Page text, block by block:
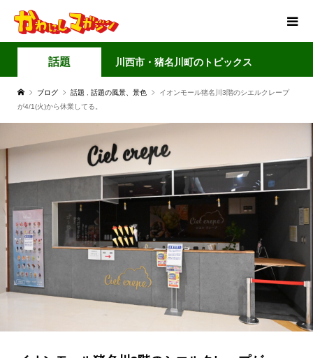
話題 川西市・猪名川町のトピックス
ブログ 話題 話題の風景、景色
イオンモール猪名川3階のシエルクレープ
が4/1(火)から休業してる。